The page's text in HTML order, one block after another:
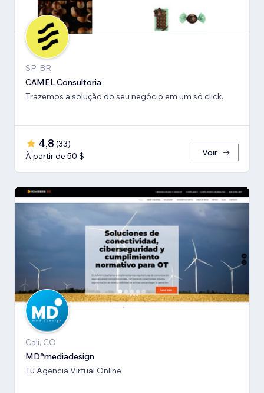
SP, BR
CAMEL Consultoria
Trazemos a solução do seu negócio em um só click.
4,8 (33)
À partir de 50 $
Voir
Cali, CO
MD°mediadesign
Tu Agencia Virtual Online